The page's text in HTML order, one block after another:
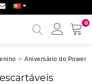
0
Minha
> Aniversário do Power